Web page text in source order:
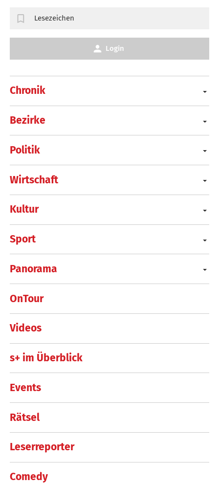
Chronik
Bezirke
Politik
Wirtschaft
Kultur
Sport
Panorama
OnTour
Videos
s+ im Überblick
Events
Rätsel
Leserreporter
Comedy
Lesezeichen
Login